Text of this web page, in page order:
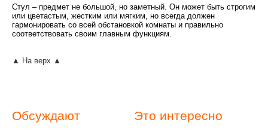
Стул – предмет не большой, но заметный. Он может быть строгим
или цветастым, жестким или мягким, но всегда должен
гармонировать со всей обстановкой комнаты и правильно
соответствовать своим главным функциям.
▲ На верх ▲
Обсуждают Это интересно